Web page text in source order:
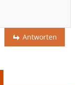
Antworten